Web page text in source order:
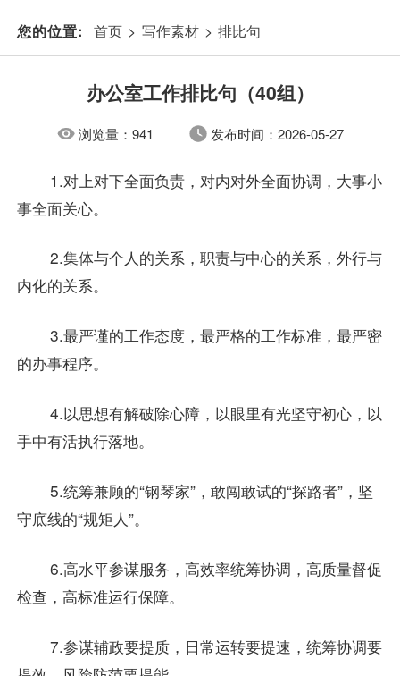
您的位置: 首页 > 写作素材 > 排比句
办公室工作排比句（40组）
浏览量：941 发布时间： 2026-05-27
1.对上对下全面负责，对内对外全面协调，大事小
事全面关心。
2.集体与个人的关系，职责与中心的关系，外行与
内化的关系。
3.最严谨的工作态度，最严格的工作标准，最严密
的办事程序。
4.以思想有解破除心障，以眼里有光坚守初心，以
手中有活执行落地。
5.统筹兼顾的“钢琴家”，敢闯敢试的“探路者”，坚
守底线的“规矩人”。
6.高水平参谋服务，高效率统筹协调，高质量督促
检查，高标准运行保障。
7.参谋辅政要提质，日常运转要提速，统筹协调要